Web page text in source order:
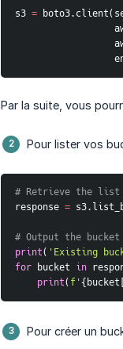
s3 = boto3.client(
Par la suite, vous
Pour lister vos
# Retrieve the list
response = s3.
# Output the bucket
print( 'Existing
for bucket in
print(f'{bucket [
Pour créer un